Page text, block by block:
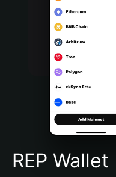
Português (Portugal)
Bahasa Indonesia
Português (Brasil)
Español (Argentina)
REP Wallet